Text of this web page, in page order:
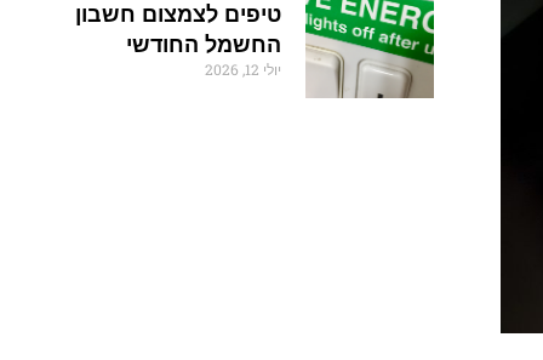
טיפים לצמצום חשבון
החשמל החודשי
יולי 12, 2026